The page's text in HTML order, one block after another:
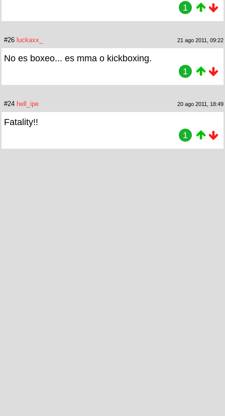
1
#26 luckaxx_ 21 ago 2011, 09:22
No es boxeo... es mma o kickboxing.
1
#24 hell_ipe 20 ago 2011, 18:49
Fatality!!
1